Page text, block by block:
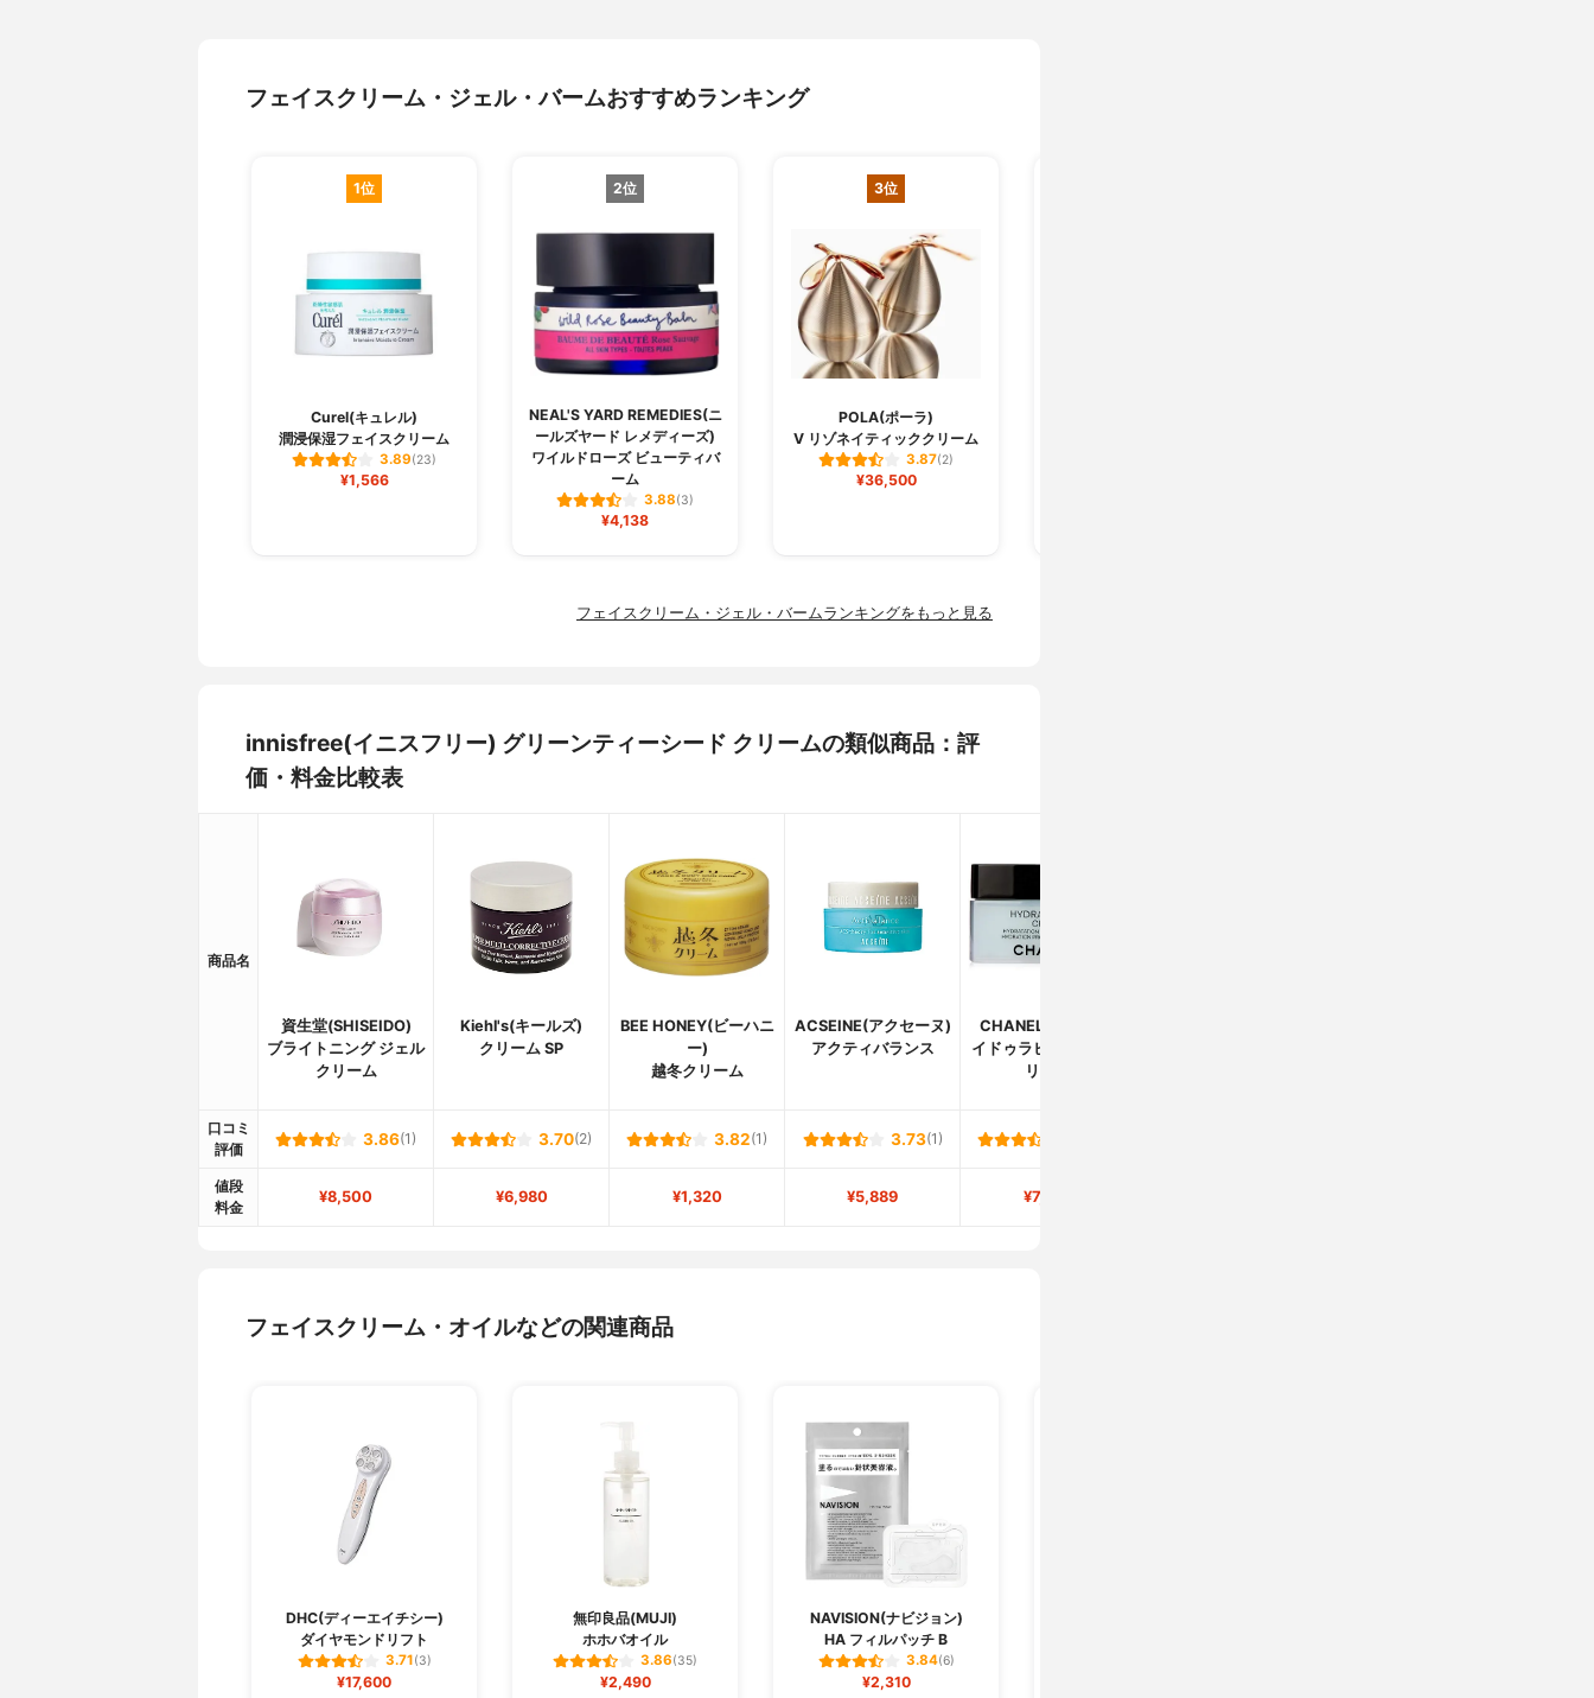
フェイスクリーム・ジェル・バームおすすめランキング
1位
Curel(キュレル)
潤浸保湿フェイスクリーム
3.89(23)
¥1,566
2位
NEAL'S YARD REMEDIES(ニ
ールズヤード レメディーズ)
ワイルドローズ ビューティバ
ーム
3.88(3)
¥4,138
3位
POLA(ポーラ)
V リゾネイティッククリーム
3.87(2)
¥36,500
フェイスクリーム・ジェル・バームランキングをもっと見る
innisfree(イニスフリー) グリーンティーシード クリームの類似商品：評
価・料金比較表
商品名
資生堂(SHISEIDO)
ブライトニング ジェル
クリーム
Kiehl's(キールズ)
クリーム SP
BEE HONEY(ビーハニ
ー)
越冬クリーム
ACSEINE(アクセーヌ)
アクティバランス
CHANEL(シャネル)
イドゥラビューティク
リーム
口コミ
評価
3.86(1) 3.70(2) 3.82(1) 3.73(1)
値段
料金
¥8,500 ¥6,980 ¥1,320 ¥5,889 ¥7,535
フェイスクリーム・オイルなどの関連商品
DHC(ディーエイチシー)
ダイヤモンドリフト
3.71(3)
¥17,600
無印良品(MUJI)
ホホバオイル
3.86(35)
¥2,490
NAVISION(ナビジョン)
HA フィルパッチ B
3.84(6)
¥2,310